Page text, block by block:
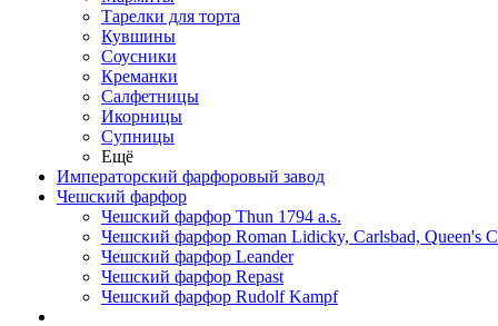
Тарелки для торта
Кувшины
Соусники
Креманки
Салфетницы
Икорницы
Супницы
Ещё
Императорский фарфоровый завод
Чешский фарфор
Чешский фарфор Thun 1794 a.s.
Чешский фарфор Roman Lidicky, Carlsbad, Queen's
Чешский фарфор Leander
Чешский фарфор Repast
Чешский фарфор Rudolf Kampf